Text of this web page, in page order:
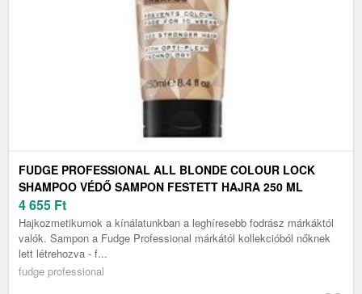
FUDGE PROFESSIONAL ALL BLONDE COLOUR LOCK
SHAMPOO VÉDŐ SAMPON FESTETT HAJRA 250 ML
4 655 Ft
Hajkozmetikumok a kínálatunkban a leghíresebb fodrász márkáktól
valók. Sampon a Fudge Professional márkától kollekcióból nőknek
lett létrehozva - f...
fudge professional